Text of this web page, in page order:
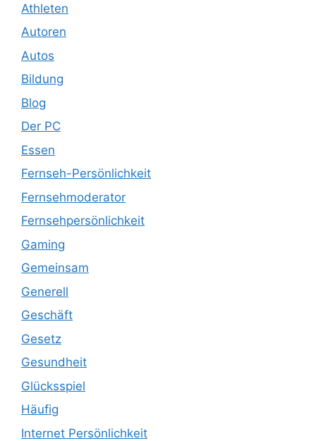
Athleten
Autoren
Autos
Bildung
Blog
Der PC
Essen
Fernseh-Persönlichkeit
Fernsehmoderator
Fernsehpersönlichkeit
Gaming
Gemeinsam
Generell
Geschäft
Gesetz
Gesundheit
Glücksspiel
Häufig
Internet Persönlichkeit